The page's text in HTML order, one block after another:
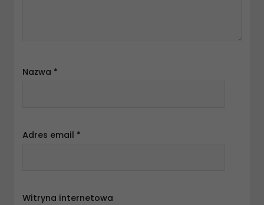
Nazwa *
Adres email *
Witryna internetowa